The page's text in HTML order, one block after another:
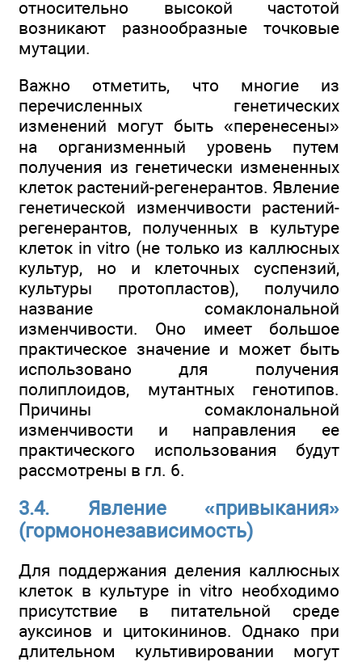
относительно высокой частотой
возникают разнообразные точковые
мутации.
Важно отметить, что многие из
перечисленных генетических
изменений могут быть «перенесены»
на организменный уровень путем
получения из генетически измененных
клеток растений-регенерантов. Явление
генетической изменчивости растений-
регенерантов, полученных в культуре
клеток in vitro (не только из каллюсных
культур, но и клеточных суспензий,
культуры протопластов), получило
название сомаклональной
изменчивости. Оно имеет большое
практическое значение и может быть
использовано для получения
полиплоидов, мутантных генотипов.
Причины сомаклональной
изменчивости и направления ее
практического использования будут
рассмотрены в гл. 6.
3.4. Явление «привыкания»
(гормононезависимость)
Для поддержания деления каллюсных
клеток в культуре in vitro необходимо
присутствие в питательной среде
ауксинов и цитокининов. Однако при
длительном культивировании могут